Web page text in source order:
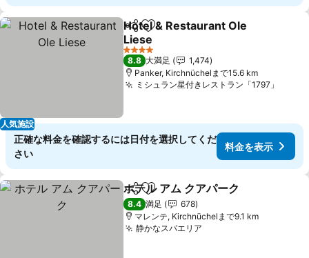
人気施設
シェアお気に入りに追加
Hotel & Restaurant Ole
Liese
4 ホテルのランク
8.8 大満足
1,474
Panker, Kirchnüchelまで15.6 km
ミシュラン星付きレストラン「1797」
正確な料金を確認するには日付を選択してくだ
さい
料金を表示
シェアお気に入りに追加
ホテル アム クアパーク
8.4 満足
678
マレンテ, Kirchnüchelまで9.1 km
静かなスパエリア